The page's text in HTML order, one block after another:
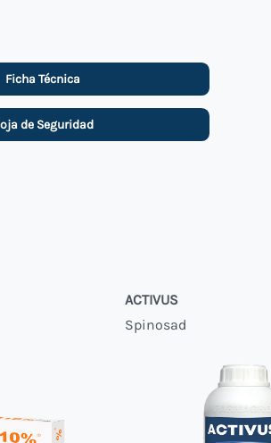
Ficha Técnica
de Seguridad
ACTIVUS
Spinosad